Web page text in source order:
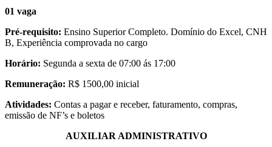
01 vaga
Pré-requisito: Ensino Superior Completo. Domínio do Excel, CNH
B, Experiência comprovada no cargo
Horário: Segunda a sexta de 07:00 ás 17:00
Remuneração: R$ 1500,00 inicial
Atividades: Contas a pagar e receber, faturamento, compras,
emissão de NF’s e boletos
AUXILIAR ADMINISTRATIVO